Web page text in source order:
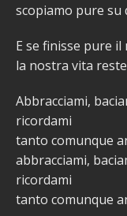
scopiamo pure su
E se finisse pure il
la nostra vita
Abbracciami,
ricordami
tanto comunque
abbracciami,
ricordami
tanto comunque